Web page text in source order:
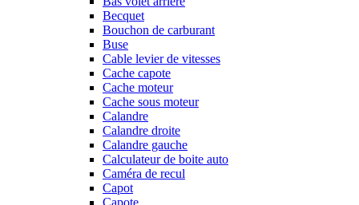
Becquet
Bouchon de carburant
Buse
Cable levier de vitesses
Cache capote
Cache moteur
Cache sous moteur
Calandre
Calandre droite
Calandre gauche
Calculateur de boite auto
Caméra de recul
Capot
Capote